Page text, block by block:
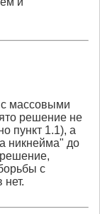
с массовыми
решение не
пункт 1.1), а
никнейма" до
с